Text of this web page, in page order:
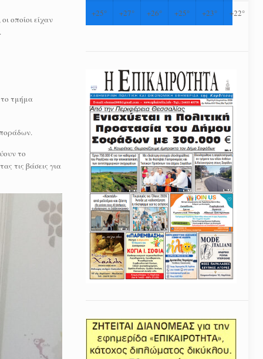
οποίοι είχαν
τμήμα
το
τις βάσεις για
+25° +27° +26° +25° +23° +22°